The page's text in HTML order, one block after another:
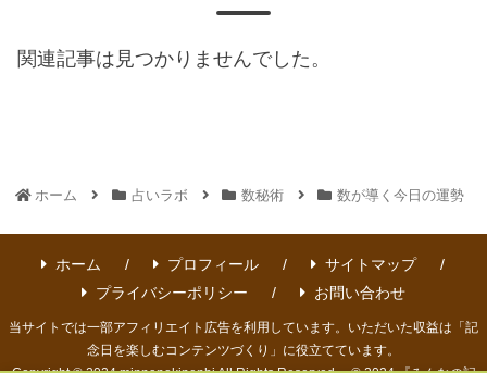
関連記事は見つかりませんでした。
ホーム 占いラボ 数秘術 数が導く今日の運勢
ホーム プロフィール
サイトマップ
プライバシーポリシー
お問い合わせ
当サイトでは一部アフィリエイト広告を利用しています。いただいた収益は「記
念日を楽しむコンテンツづくり」に役立てています。